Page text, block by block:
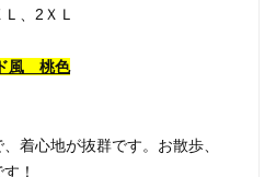
Ｌ、2ＸＬ
風 桃色
着心地が抜群です。お散歩、
！